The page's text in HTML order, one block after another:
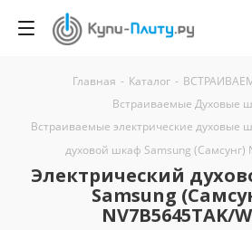
Главная - Каталог -
Встраиваемые Духовые
Встраиваемые электрические духовые
духовой шкаф Samsung (Самсунг)
Электрический
Samsung
NV7B5645TAK/